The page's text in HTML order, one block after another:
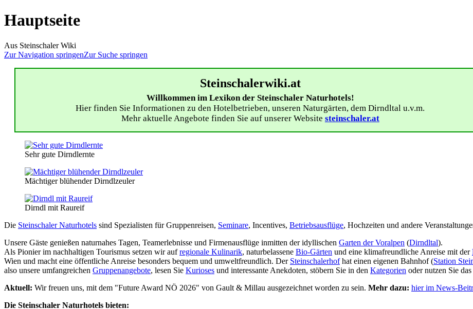
Hauptseite
Aus Steinschaler Wiki
Zur Navigation springenZur Suche springen
Steinschalerwiki.at
Willkommen im Lexikon der Steinschaler Naturhotels!
Hier finden Sie Informationen zu den Hotelbetrieben, unseren Naturgärten, dem Dirndltal u.v.m.
Mehr aktuelle Angebote finden Sie auf unserer Website steinschaler.at
Sehr gute Dirndlernte
Mächtiger blühender Dirndlzeuler
Dirndl mit Raureif
Die Steinschaler Naturhotels sind Spezialisten für Gruppenreisen, Seminare, Incentives, Betriebsausflüge, Hochzeiten und andere
Unsere Gäste genießen naturnahes Tagen, Teamerlebnisse und Firmenausflüge inmitten der idyllischen Garten der Voralpen (Dirndltal).
Als Pionier im nachhaltigen Tourismus setzen wir aufregionale Kulinarik, naturbelassene Bio-Gärten und eine klimafreundliche Anreise mit der
Wien und macht eine öffentliche Anreise besonders bequem und umweltfreundlich. Der Steinschalerhofhat einen eigenen Bahnhof (Station
also unsere umfangreichen Gruppenangebote, lesen Sie Kurioses und interessante Anekdoten, stöbern Sie in den Kategorien oder nutzen Sie
Aktuell: Wir freuen uns, mit dem "Future Award NÖ 2026" von Gault & Millau ausgezeichnet worden zu sein. Mehr dazu: hier im News-
Die Steinschaler Naturhotels bieten: